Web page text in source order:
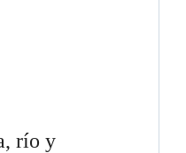
río y